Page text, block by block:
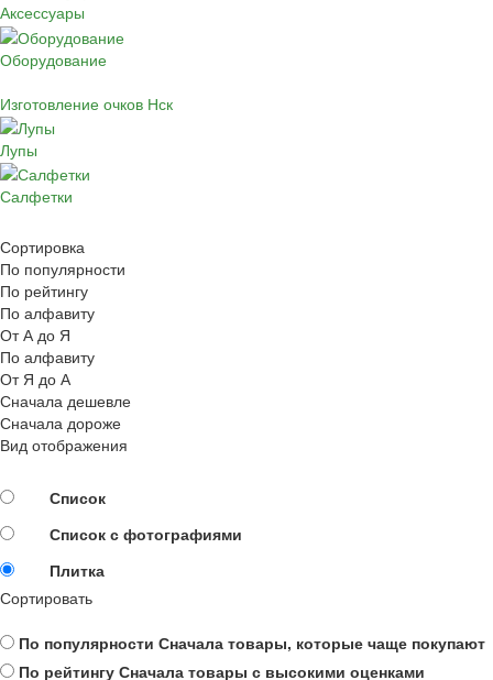
Аксессуары
Оборудование
Изготовление очков Нск
Лупы
Салфетки
Сортировка
По популярности
По рейтингу
По алфавиту
От А до Я
По алфавиту
От Я до А
Сначала дешевле
Сначала дороже
Вид отображения
Список
Список с фотографиями
Плитка
Сортировать
По популярности Сначала товары, которые чаще покупают
По рейтингу Сначала товары с высокими оценками